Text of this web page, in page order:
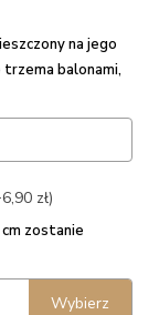
na jego
balonami,
zł)
zostanie
Wybierz